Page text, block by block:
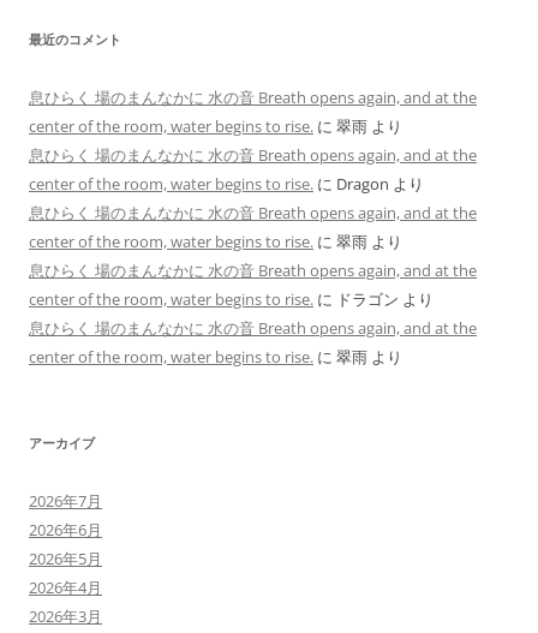
最近のコメント
息ひらく 場のまんなかに 水の音 Breath opens again, and at the
center of the room, water begins to rise. に 翠雨 より
息ひらく 場のまんなかに 水の音 Breath opens again, and at the
center of the room, water begins to rise. に Dragon より
息ひらく 場のまんなかに 水の音 Breath opens again, and at the
center of the room, water begins to rise. に 翠雨 より
息ひらく 場のまんなかに 水の音 Breath opens again, and at the
center of the room, water begins to rise. に ドラゴン より
息ひらく 場のまんなかに 水の音 Breath opens again, and at the
center of the room, water begins to rise. に 翠雨 より
アーカイブ
2026年7月
2026年6月
2026年5月
2026年4月
2026年3月